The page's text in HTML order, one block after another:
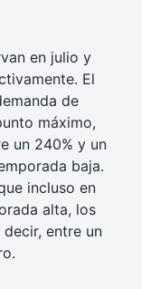
en julio y
El
de
máximo,
un 240% y un
baja.
incluso en
alta, los
entre un